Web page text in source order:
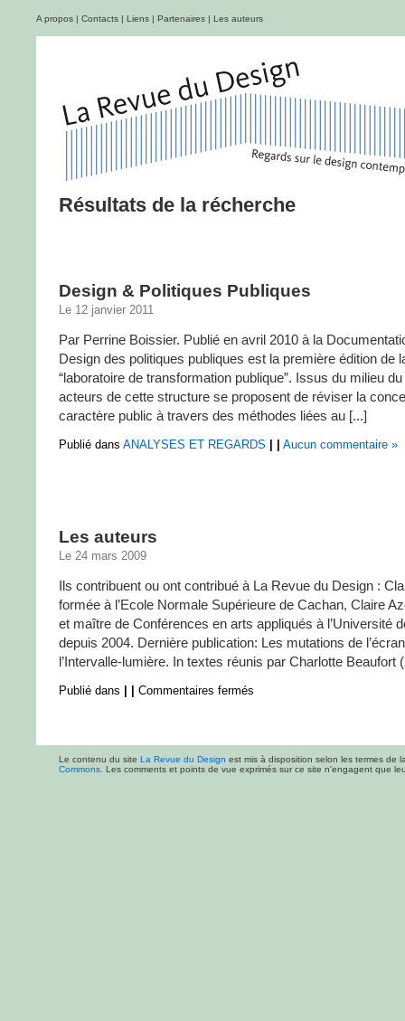
A propos | Contacts | Liens | Partenaires | Les auteurs
Résultats de la récherche
Design & Politiques Publiques
Le 12 janvier 2011
Par Perrine Boissier. Publié en avril 2010 à la
Design des politiques publiques est la première édition de
“laboratoire de transformation publique”. Issus du milieu
acteurs de cette structure se proposent de réviser la
caractère public à travers des méthodes liées au [...]
Publié dans ANALYSES ET REGARDS Aucun commentaire »
Les auteurs
Le 24 mars 2009
Ils contribuent ou ont contribué à La Revue du Design :
formée à l’Ecole Normale Supérieure de Cachan, Claire
et maître de Conférences en arts appliqués à l’Université
depuis 2004. Dernière publication: Les mutations de
l’Intervalle-lumière. In textes réunis par Charlotte Beaufort
Publié dans Commentaires fermés
Le contenu du site La Revue du Design est mis à disposition selon les termes de
Commons . Les comments et points de vue exprimés sur ce site n'engagent que